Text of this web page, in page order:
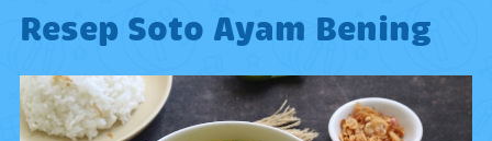
Resep Soto Ayam Bening